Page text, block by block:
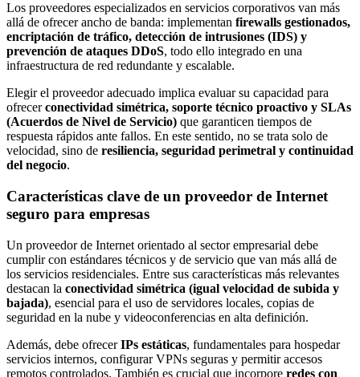
Los proveedores especializados en servicios corporativos van más
allá de ofrecer ancho de banda: implementan firewalls gestionados,
encriptación de tráfico, detección de intrusiones (IDS) y
prevención de ataques DDoS, todo ello integrado en una
infraestructura de red redundante y escalable.
Elegir el proveedor adecuado implica evaluar su capacidad para
ofrecerconectividad simétrica, soporte técnico proactivo y SLAs
(Acuerdos de Nivel de Servicio) que garanticen tiempos de
respuesta rápidos ante fallos. En este sentido, no se trata solo de
velocidad, sino de resiliencia, seguridad perimetral y continuidad
del negocio.
Características clave de un proveedor de Internet
seguro para empresas
Un proveedor de Internet orientado al sector empresarial debe
cumplir con estándares técnicos y de servicio que van más allá de
los servicios residenciales. Entre sus características más relevantes
destacan la conectividad simétrica (igual velocidad de subida y
bajada), esencial para el uso de servidores locales, copias de
seguridad en la nube y videoconferencias en alta definición.
Además, debe ofrecerIPs estáticas, fundamentales para hospedar
servicios internos, configurar VPNs seguras y permitir accesos
remotos controlados. También es crucial que incorpore redes con